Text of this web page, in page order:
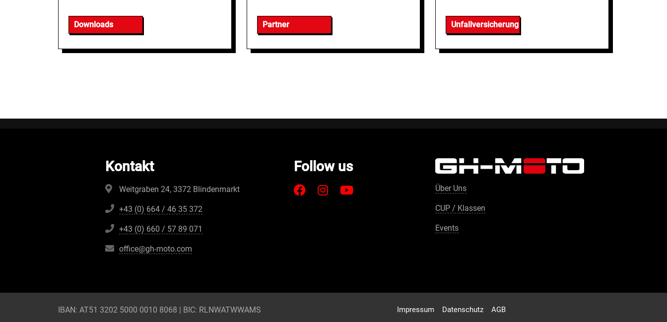
Downloads Partner Unfallversicherung
Kontakt
Weitgraben 24, 3372 Blindenmarkt
+43 (0) 664 / 46 35 372
+43 (0) 660 / 57 89 071
office@gh-moto.com
Follow us
Über Uns
CUP / Klassen
Events
IBAN: AT51 3202 5000 0010 8068 | BIC: RLNWATWWAMS Impressum Datenschutz AGB